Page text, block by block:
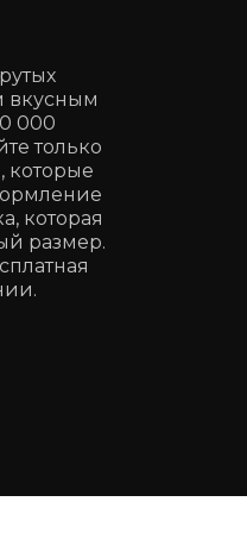
вкусным
000
только
которые
которая
размер.